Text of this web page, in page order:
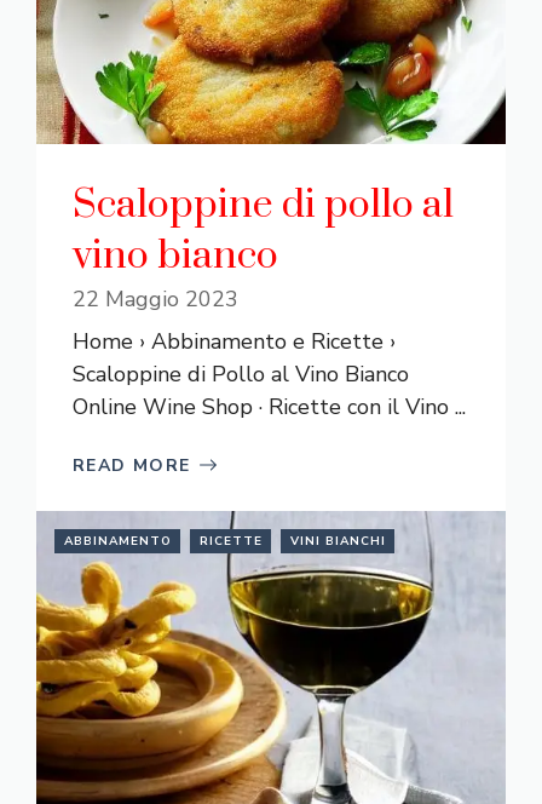
Scaloppine di pollo al
vino bianco
22 Maggio 2023
Home › Abbinamento e Ricette ›
Scaloppine di Pollo al Vino Bianco
Online Wine Shop · Ricette con il Vino ...
READ MORE
ABBINAMENTO RICETTE VINI BIANCHI